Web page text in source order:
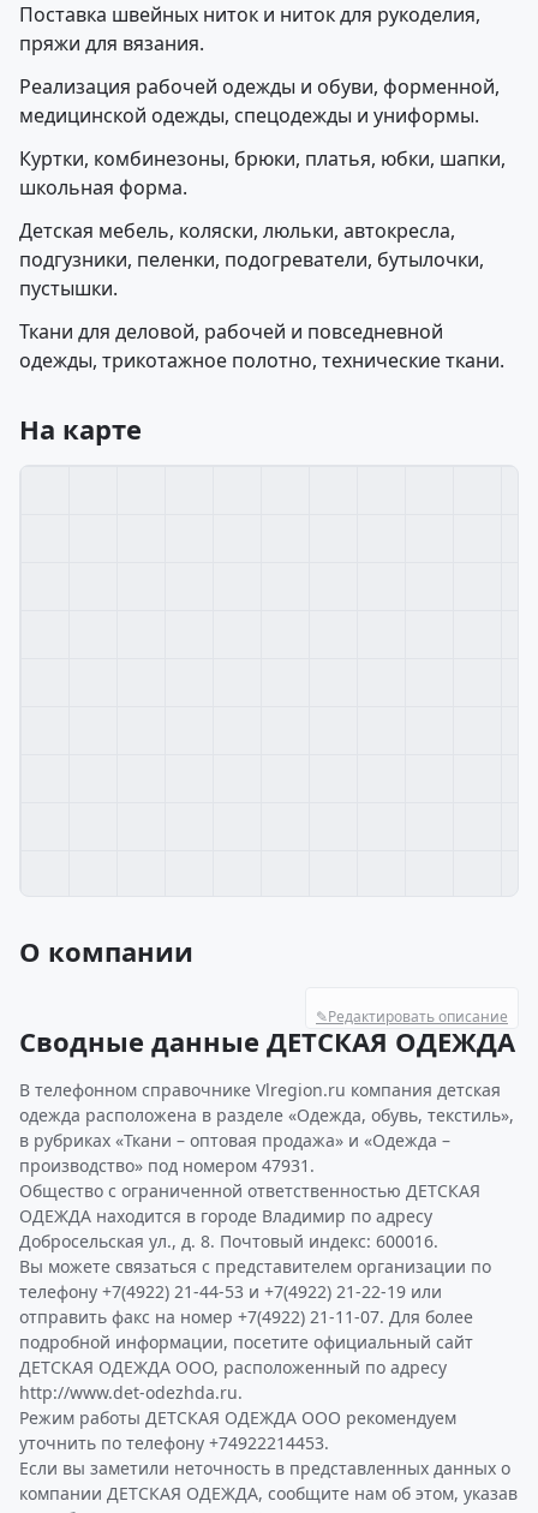
Поставка швейных ниток и ниток для рукоделия,
пряжи для вязания.
Реализация рабочей одежды и обуви, форменной,
медицинской одежды, спецодежды и униформы.
Куртки, комбинезоны, брюки, платья, юбки, шапки,
школьная форма.
Детская мебель, коляски, люльки, автокресла,
подгузники, пеленки, подогреватели, бутылочки,
пустышки.
Ткани для деловой, рабочей и повседневной
одежды, трикотажное полотно, технические ткани.
На карте
О компании
✎Редактировать описание
Сводные данные ДЕТСКАЯ ОДЕЖДА
В телефонном справочнике Vlregion.ru компания детская
одежда расположена в разделе «Одежда, обувь, текстиль»,
в рубриках «Ткани – оптовая продажа» и «Одежда –
производство» под номером 47931.
Общество с ограниченной ответственностью ДЕТСКАЯ
ОДЕЖДА находится в городе Владимир по адресу
Добросельская ул., д. 8. Почтовый индекс: 600016.
Вы можете связаться с представителем организации по
телефону +7(4922) 21-44-53 и +7(4922) 21-22-19 или
отправить факс на номер +7(4922) 21-11-07. Для более
подробной информации, посетите официальный сайт
ДЕТСКАЯ ОДЕЖДА ООО, расположенный по адресу
http://www.det-odezhda.ru.
Режим работы ДЕТСКАЯ ОДЕЖДА ООО рекомендуем
уточнить по телефону +74922214453.
Если вы заметили неточность в представленных данных о
компании ДЕТСКАЯ ОДЕЖДА, сообщите нам об этом, указав